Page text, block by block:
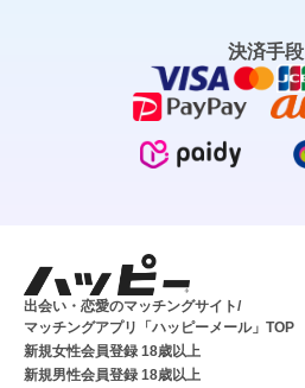
決済手段
出会い・恋愛のマッチングサイト/
マッチングアプリ「ハッピーメール」TOP
新規女性会員登録 18歳以上
新規男性会員登録 18歳以上